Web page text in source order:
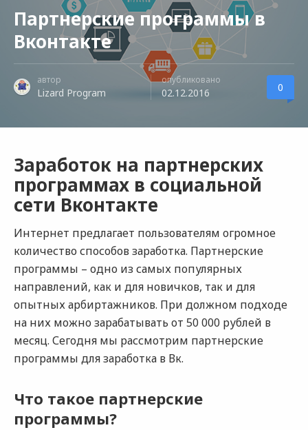
Партнерские программы в
Вконтакте
автор
Lizard Program
опубликовано
02.12.2016 0
Заработок на партнерских
программах в социальной
сети Вконтакте
Интернет предлагает пользователям огромное
количество способов заработка. Партнерские
программы – одно из самых популярных
направлений, как и для новичков, так и для
опытных арбиртажников. При должном подходе
на них можно зарабатывать от 50 000 рублей в
месяц. Сегодня мы рассмотрим партнерские
программы для заработка в Вк.
Что такое партнерские
программы?